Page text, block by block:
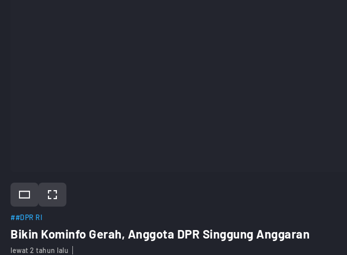
##DPR RI
Bikin Kominfo Gerah, Anggota DPR Singgung Anggaran
lewat 2 tahun lalu